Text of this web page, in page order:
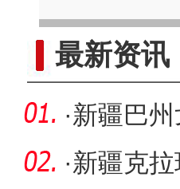
最新资讯
·新疆巴
采绒
·新疆克